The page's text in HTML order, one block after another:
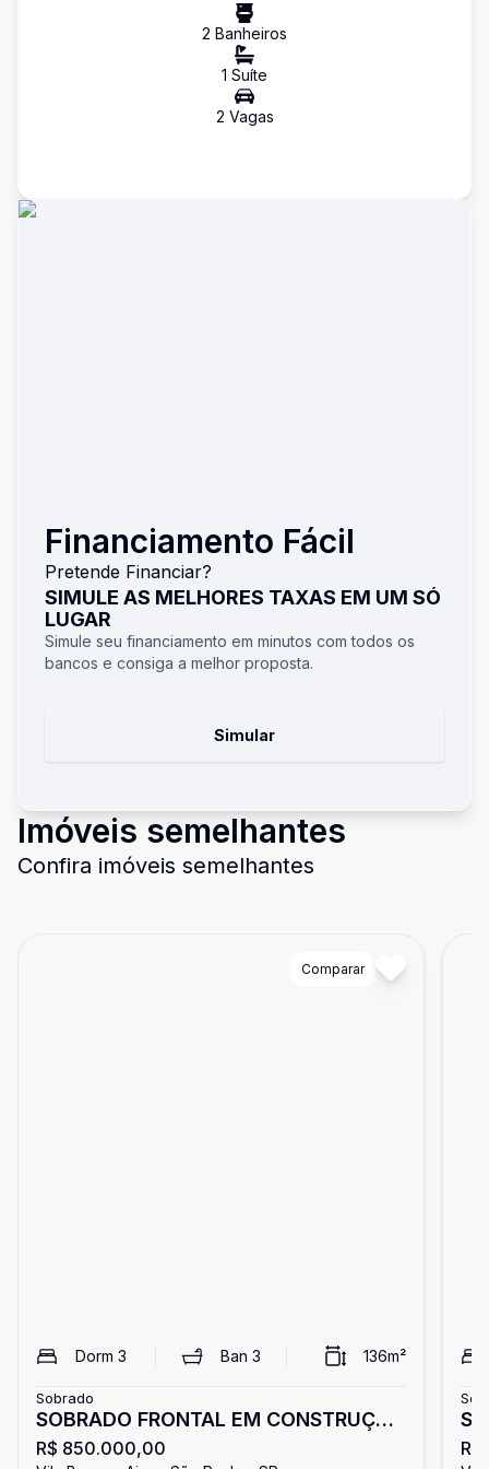
2 Banheiros
1 Suíte
2 Vagas
Financiamento Fácil
Pretende Financiar?
SIMULE AS MELHORES TAXAS EM UM SÓ
LUGAR
Simule seu financiamento em minutos com todos os
bancos e consiga a melhor proposta.
Simular
Imóveis semelhantes
Confira imóveis semelhantes
Comparar
Dorm 3 Ban3 136m²
Sobrado
SOBRADO FRONTAL EM CONSTRUÇÃO
A VENDA - VILA FIDELIS RIBEIRA (VILA
R$ 850.000,00